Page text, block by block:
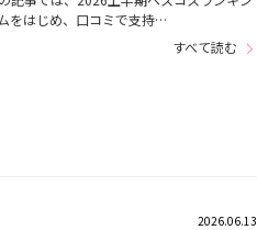
をはじめ、口コミで支持…
すべて読む
2026.06.13